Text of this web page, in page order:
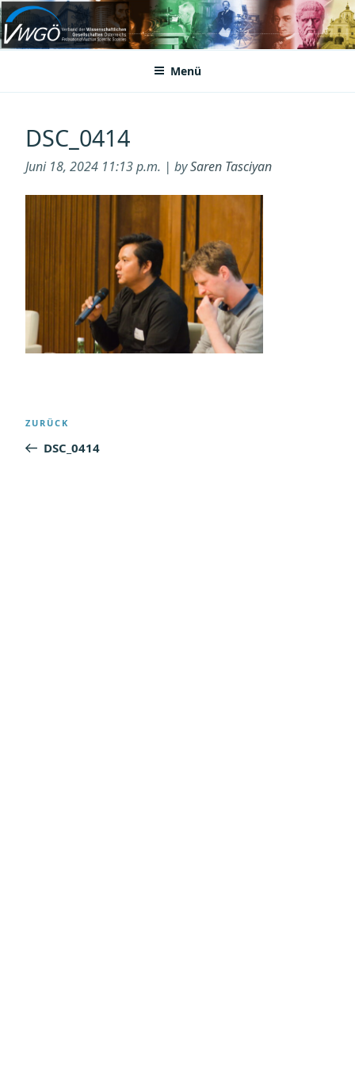
Zum
Inhalt
springenVWGÖ
Federation of Austrian Scientific Societies
Menü
DSC_0414
Juni 18, 2024 11:13 p.m. | bySaren Tasciyan
Beitragsnavigation
Vorheriger
Beitrag
ZURÜCK
DSC_0414